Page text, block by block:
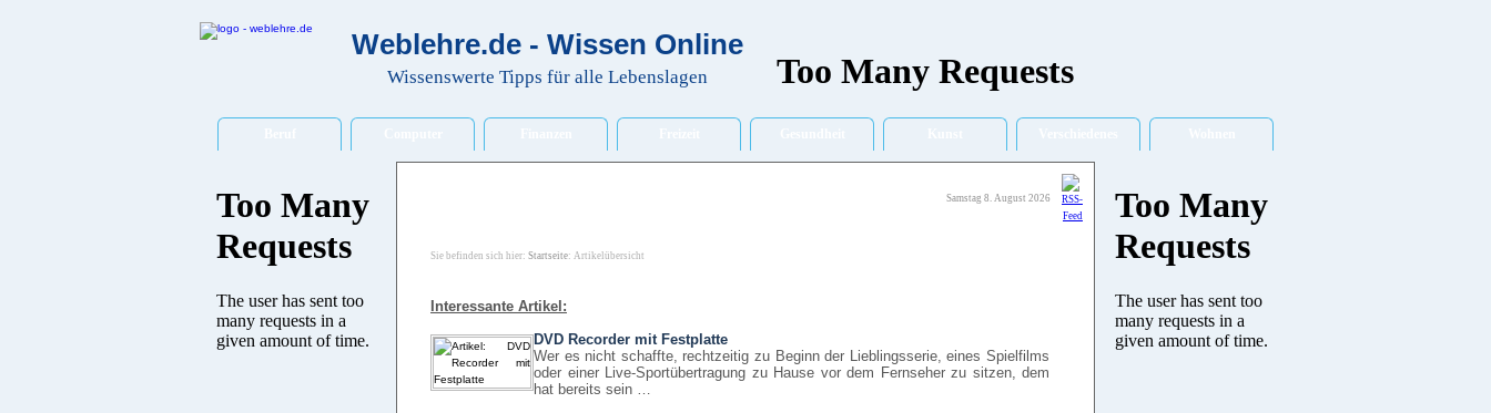
Weblehre.de - Wissen Online
Wissenswerte Tipps für alle Lebenslagen
Samstag 8. August 2026
Sie befinden sich hier: Startseite: Artikelübersicht
Interessante Artikel:
DVD Recorder mit Festplatte
Wer es nicht schaffte, rechtzeitig zu Beginn der Lieblingsserie, eines Spielfilms
oder einer Live-Sportübertragung zu Hause vor dem Fernseher zu sitzen, dem
hat bereits sein …